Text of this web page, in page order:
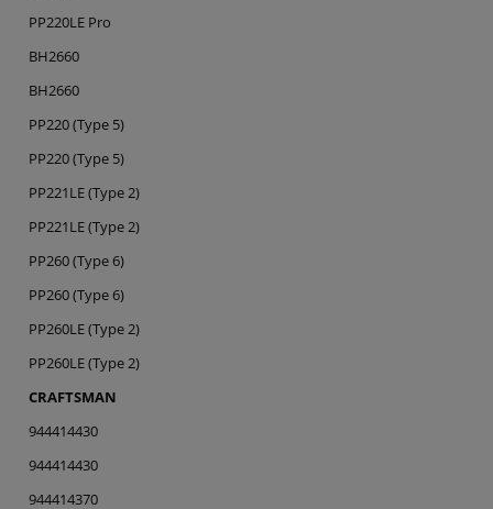
PP220LE Pro
BH2660
BH2660
PP220 (Type 5)
PP220 (Type 5)
PP221LE (Type 2)
PP221LE (Type 2)
PP260 (Type 6)
PP260 (Type 6)
PP260LE (Type 2)
PP260LE (Type 2)
CRAFTSMAN
944414430
944414430
944414370